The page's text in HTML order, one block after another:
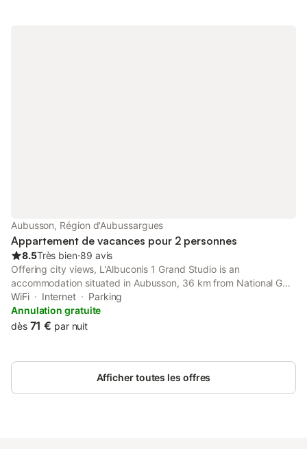
Aubusson, Région d'Aubussargues
Appartement de vacances pour 2 personnes
8.5Très bien⋅89 avis
Offering city views, L'Albuconis 1 Grand Studio is an
accommodation situated in Aubusson, 36 km from National Golf
and 43 km from Chammet Golf Course. Both free WiFi and
parking on-site are accessible at the apartment free of charge.
WiFi Internet
Parking
Annulation gratuite
dès 71 € par nuit
Afficher toutes les offres